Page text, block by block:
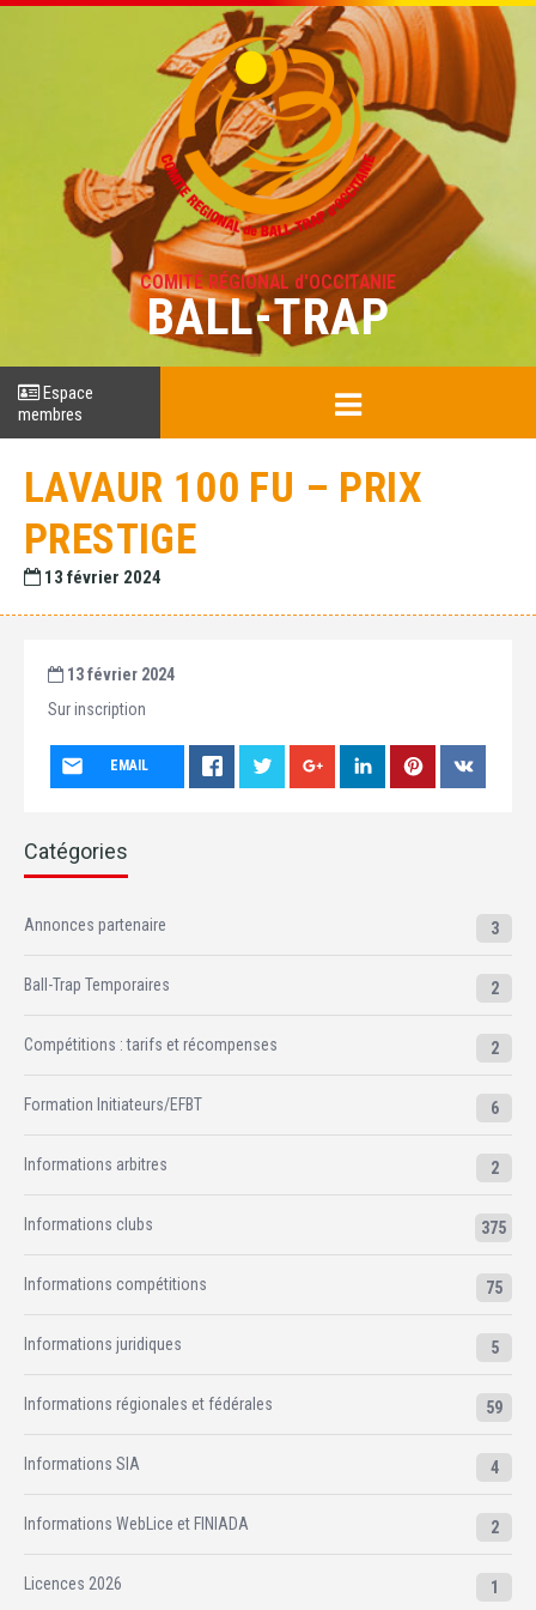
COMITÉ RÉGIONAL d'OCCITANIE
BALL-TRAP
Espace
membres
LAVAUR 100 FU – PRIX
PRESTIGE
13 février 2024
13 février 2024
Sur inscription
EMAIL
Catégories
Annonces partenaire 3
Ball-Trap Temporaires 2
Compétitions : tarifs et récompenses 2
Formation Initiateurs/EFBT 6
Informations arbitres 2
Informations clubs 375
Informations compétitions 75
Informations juridiques 5
Informations régionales et fédérales 59
Informations SIA 4
Informations WebLice et FINIADA 2
Licences 2026 1